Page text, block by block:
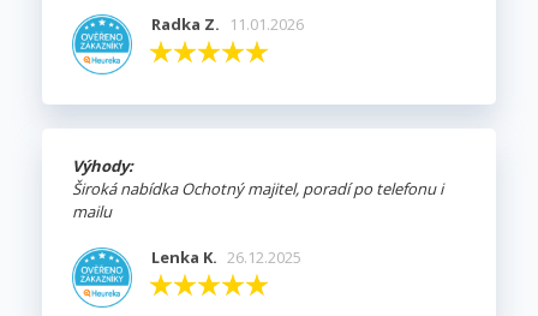
Radka Z. 11.01.2026
Výhody:
Široká nabídka Ochotný majitel, poradí po telefonu i
mailu
Lenka K. 26.12.2025